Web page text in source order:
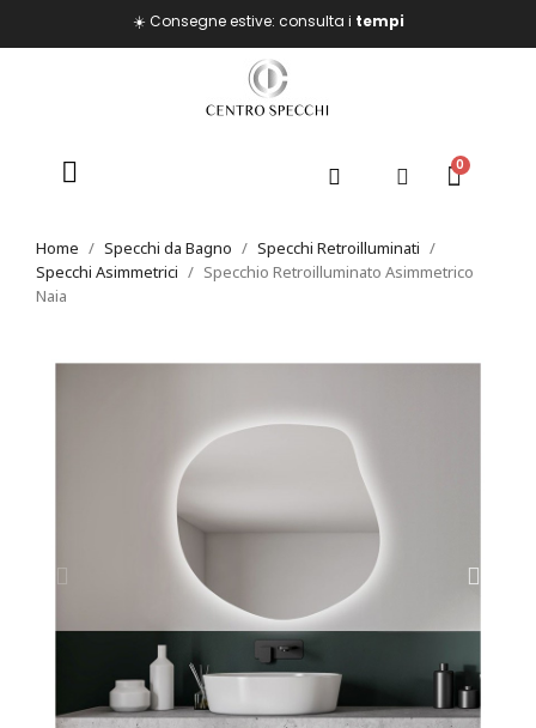
☀️ Consegne estive: consulta i tempi
Home Specchi da Bagno
Specchi Retroilluminati
Specchi Asimmetrici
Specchio Retroilluminato Asimmetrico
Naia